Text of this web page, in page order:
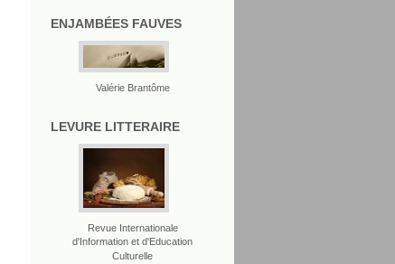
ENJAMBÉES FAUVES
Valérie Brantôme
LEVURE LITTERAIRE
Revue Internationale
d'Information et d'Education
Culturelle